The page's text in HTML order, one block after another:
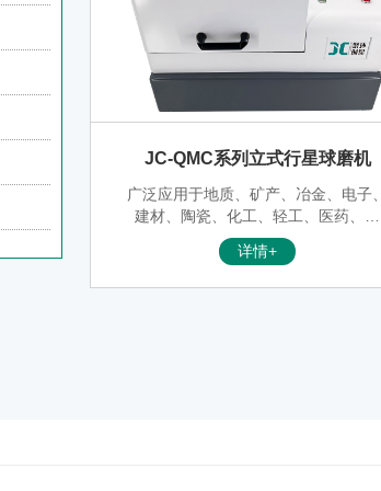
可以根据工艺要求设定转速、正反转交
替时间、和总的研磨时间。
JC-QMC系列立式行星球磨机
广泛应用于地质、矿产、冶金、电子、
建材、陶瓷、化工、轻工、医药、美
容、环保等部门。可以根据工艺要求设
定转速、正反转交替时间、和总的研磨
详情+